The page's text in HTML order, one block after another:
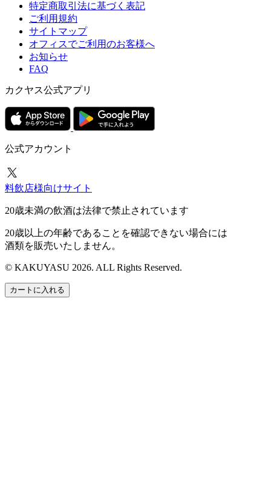
特定商取引法に基づく表記
ご利用規約
サイトマップ
オフィスでご利用のお客様へ
お知らせ
FAQ
カクヤス公式アプリ
公式アカウント
料飲店様向けサイト
20歳未満の飲酒は法律で禁止されています
20歳以上の年齢であることを確認できない場合には
酒類を販売いたしません。
© KAKUYASU 2026. ALL Rights Reserved.
カートに入れる